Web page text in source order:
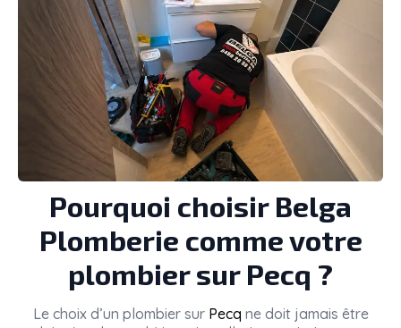
Pourquoi choisir Belga
Plomberie comme votre
plombier sur Pecq ?
Le choix d’un plombier sur Pecq ne doit jamais être